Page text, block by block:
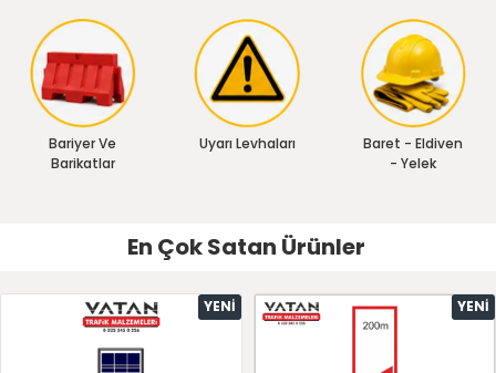
Bariyer Ve
Barikatlar
Uyarı Levhaları
Baret - Eldiven
- Yelek
En Çok Satan Ürünler
YENI YENI